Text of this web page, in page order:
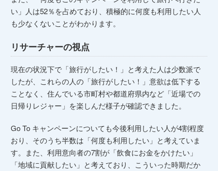
い」人は52％を占めており、積極的に何度も利用したい人
も少なくないことがわかります。
リサーチャーの視点
現在の状況下で「旅行がしたい！」と考えた人は少数派で
したが、これらの人の「旅行がしたい！」意欲は低下する
ことなく、住んでいる市町村や都道府県内など「近場での
日帰りレジャー」を楽しんだ様子が確認できました。
Go To キャンペーンについても今後利用したい人が4割程度
おり、そのうち半数は「何度も利用したい」と考えていま
す。また、利用意向者の7割が「飲食にお金をかけたい」
「地域に貢献したい」と考えており、こういった時期だか